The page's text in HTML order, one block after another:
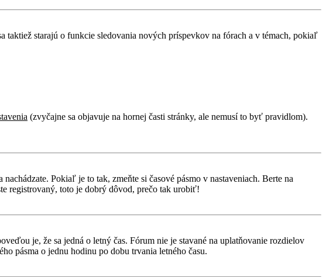
starajú o funkcie sledovania nových príspevkov na fórach a v témach, pokiaľ
(zvyčajne sa objavuje na hornej časti stránky, ale nemusí to byť pravidlom).
Pokiaľ je to tak, zmeňte si časové pásmo v nastaveniach. Berte na
registrovaný, toto je dobrý dôvod, prečo tak urobiť!
je, že sa jedná o letný čas. Fórum nie je stavané na uplatňovanie rozdielov
pásma o jednu hodinu po dobu trvania letného času.